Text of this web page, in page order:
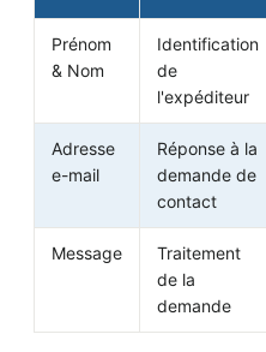
Prénom
& Nom
Identification
de
l'expéditeur
Adresse
e-mail
Réponse à la
demande de
contact
Message
Traitement
de la
demande